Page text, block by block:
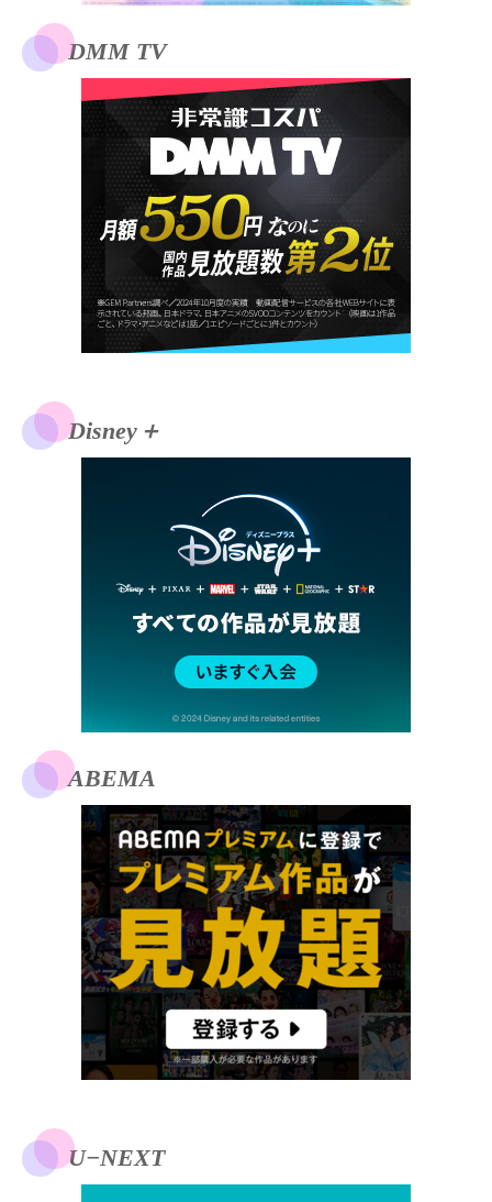
DMM TV
Disney＋
ABEMA
U−NEXT